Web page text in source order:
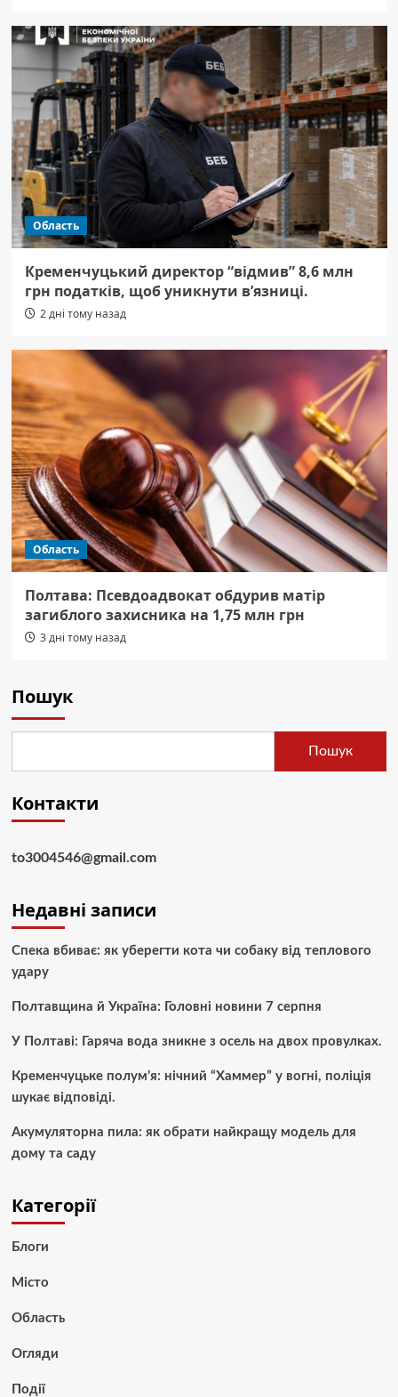
Область
Кременчуцький директор “відмив” 8,6 млн
грн податків, щоб уникнути в’язниці.
2 дні тому назад
Область
Полтава: Псевдоадвокат обдурив матір
загиблого захисника на 1,75 млн грн
3 дні тому назад
Пошук
Пошук
Контакти
to3004546@gmail.com
Недавні записи
Спека вбиває: як уберегти кота чи собаку від теплового
удару
Полтавщина й Україна: Головні новини 7 серпня
У Полтаві: Гаряча вода зникне з осель на двох провулках.
Кременчуцьке полум’я: нічний “Хаммер” у вогні, поліція
шукає відповіді.
Акумуляторна пила: як обрати найкращу модель для
дому та саду
Категорії
Блоги
Місто
Область
Огляди
Події